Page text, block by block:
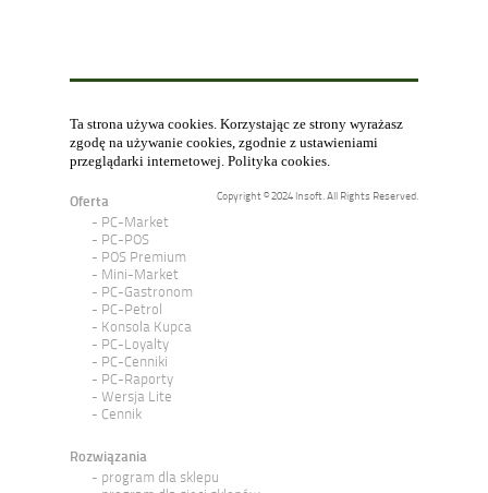
Ta strona używa cookies. Korzystając ze strony wyrażasz
zgodę na używanie cookies, zgodnie z ustawieniami
przeglądarki internetowej. Polityka cookies.
Copyright © 2024 Insoft. All Rights Reserved.
Oferta
PC-Market
PC-POS
POS Premium
Mini-Market
PC-Gastronom
PC-Petrol
Konsola Kupca
PC-Loyalty
PC-Cenniki
PC-Raporty
Wersja Lite
Cennik
Rozwiązania
program dla sklepu